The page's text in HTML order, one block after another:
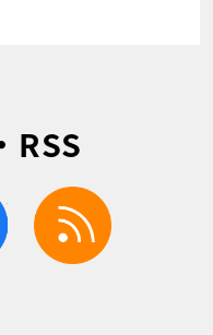
RSS
facebook